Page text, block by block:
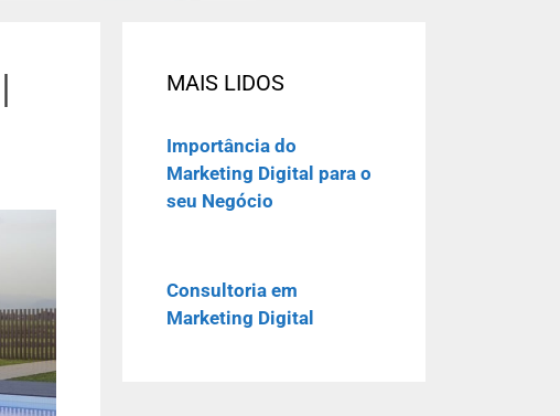
MAIS LIDOS
Importância do
Marketing Digital para o
seu Negócio
Consultoria em
Marketing Digital